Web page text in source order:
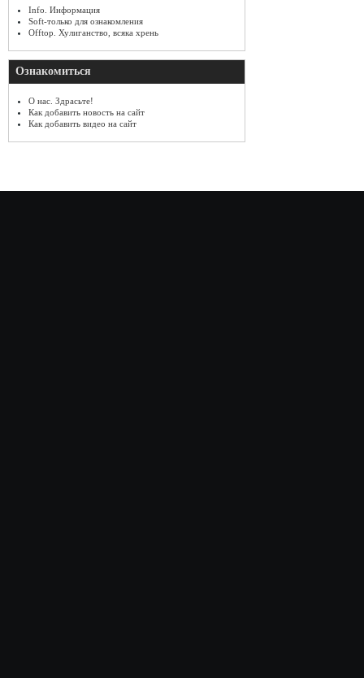
Info. Информация
Soft-только для ознакомления
Offtop. Хулиганство, всяка хрень
Ознакомиться
О нас. Здрасьте!
Как добавить новость на сайт
Как добавить видео на сайт